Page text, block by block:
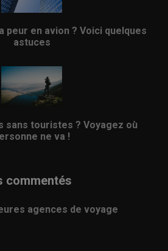
peur en avion ? Voici quelques
astuces
sans touristes ? Voyagez où
ne va !
commentés
agences de voyage